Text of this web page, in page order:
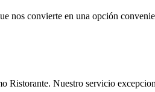
convierte en una opción
Nuestro servicio